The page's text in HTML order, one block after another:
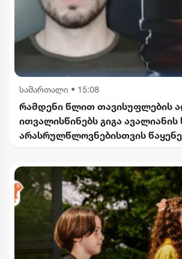
სამართალი • 15:08
რამდენი წლით თავისუფლების
ითვალისწინებს გიგა ავალიანის
არასრულწლოვნებისთვის